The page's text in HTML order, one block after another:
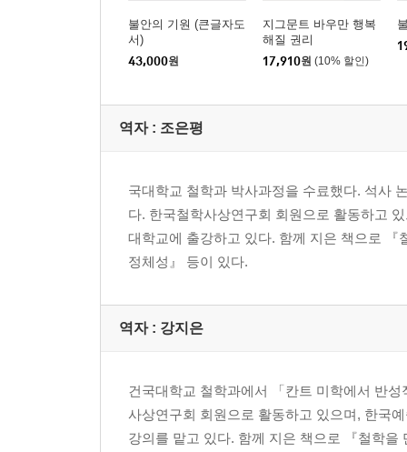
옮긴이의 말
불안의 기원 (큰글자도
서)
43,000원
지그문트 바우만 행복
해질 권리
17,910원 (10% 할인)
역자 : 조은평
국대학교 철학과 박사과정을 수료했다. 석사
다. 한국철학사상연구회 회원으로 활동하고
대학교에 출강하고 있다. 함께 지은 책으로
정체성』 등이 있다.
역자 : 강지은
건국대학교 철학과에서 「칸트 미학에서 반
사상연구회 회원으로 활동하고 있으며, 한국
강의를 맡고 있다. 함께 지은 책으로 『철학